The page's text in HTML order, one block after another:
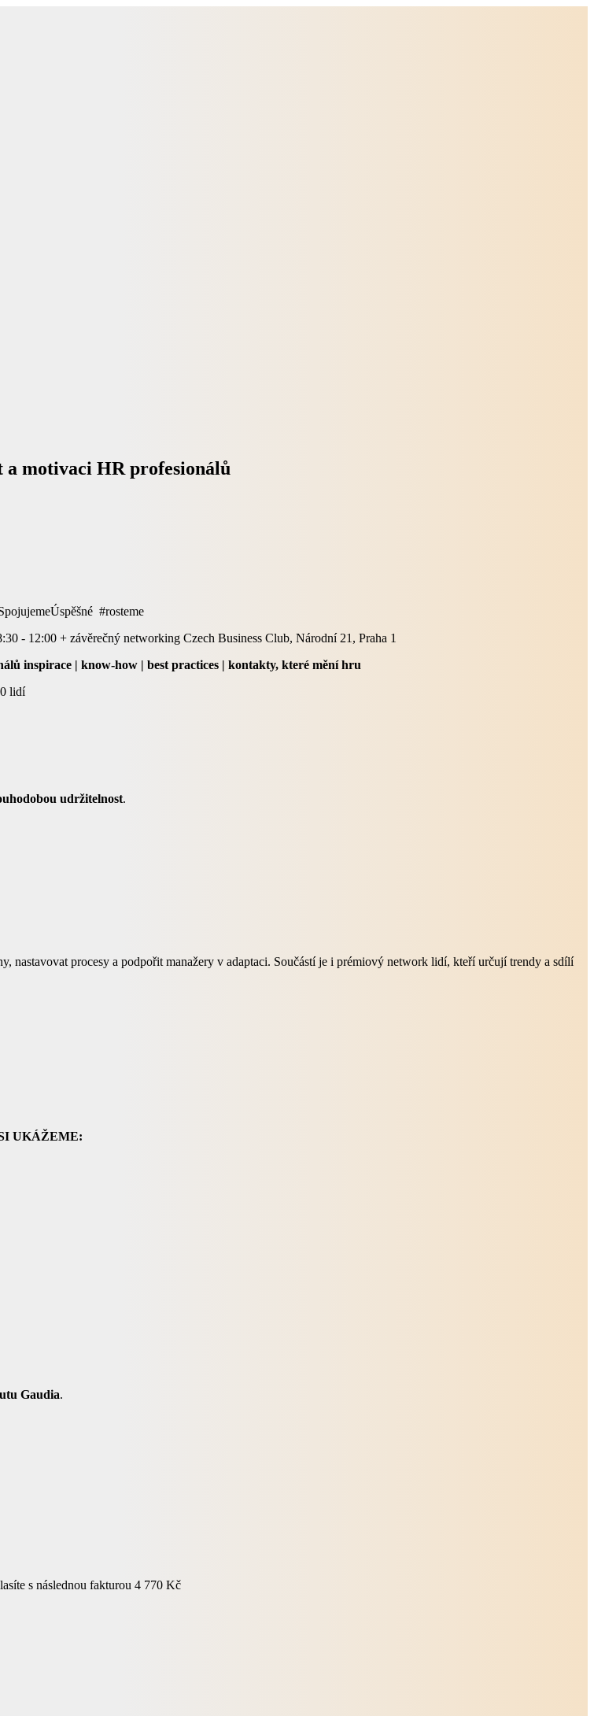
motivaci HR profesionálů
#rosteme
- 12:00 + závěrečný networking Czech Business Club, Národní 21, Praha 1
inspirace | know-how | best practices | kontakty, které mění hru
lidí
udržitelnost.
nastavovat procesy a podpořit manažery v adaptaci. Součástí je i prémiový network lidí, kteří určují trendy a sdílí
UKÁŽEME:
Gaudia.
s následnou fakturou 4 770 Kč